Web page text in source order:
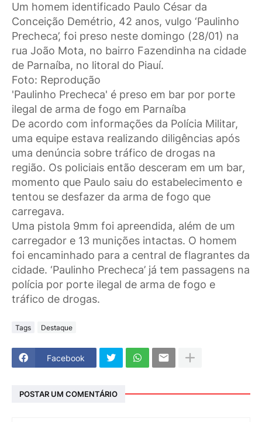
Um homem identificado Paulo César da
Conceição Demétrio, 42 anos, vulgo ‘Paulinho
Precheca’, foi preso neste domingo (28/01) na
rua João Mota, no bairro Fazendinha na cidade
de Parnaíba, no litoral do Piauí.
Foto: Reprodução
'Paulinho Precheca' é preso em bar por porte
ilegal de arma de fogo em Parnaíba
De acordo com informações da Polícia Militar,
uma equipe estava realizando diligências após
uma denúncia sobre tráfico de drogas na
região. Os policiais então desceram em um bar,
momento que Paulo saiu do estabelecimento e
tentou se desfazer da arma de fogo que
carregava.
Uma pistola 9mm foi apreendida, além de um
carregador e 13 munições intactas. O homem
foi encaminhado para a central de flagrantes da
cidade. ‘Paulinho Precheca’ já tem passagens na
polícia por porte ilegal de arma de fogo e
tráfico de drogas.
Tags Destaque
Facebook
POSTAR UM COMENTÁRIO